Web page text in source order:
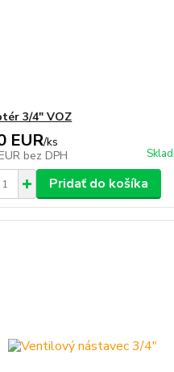
3/4" VOZ
EUR/ks
bez DPH
Pridať do košíka